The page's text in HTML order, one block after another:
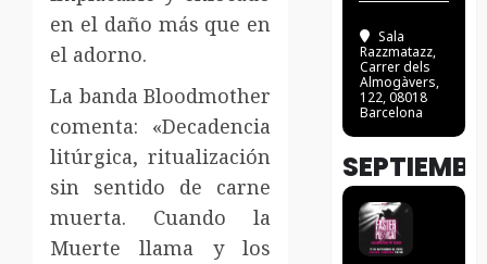
en el daño más que en
el adorno.
La banda Bloodmother
comenta: «Decadencia
litúrgica, ritualización
sin sentido de carne
muerta. Cuando la
Muerte llama y los
Sala
Razzmatazz,
Carrer dels
Almogàvers,
122, 08018
Barcelona